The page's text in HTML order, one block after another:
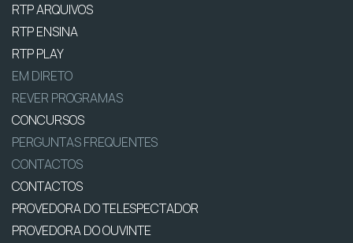
RTP ARQUIVOS
RTP ENSINA
RTP PLAY
EM DIRETO
REVER PROGRAMAS
CONCURSOS
PERGUNTAS FREQUENTES
CONTACTOS
CONTACTOS
PROVEDORA DO TELESPECTADOR
PROVEDORA DO OUVINTE